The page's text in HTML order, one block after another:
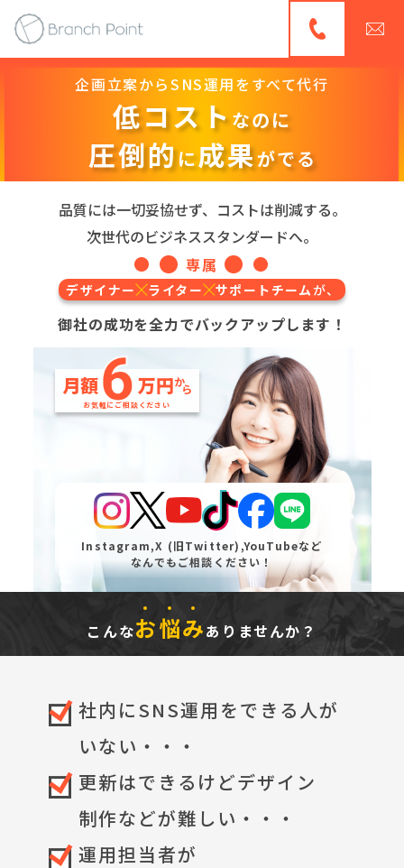
企画立案からSNS運用をすべて代行
低コストなのに
圧倒的に成果がでる
品質には一切妥協せず、コストは削減する。
次世代のビジネススタンダードへ。
専属
デザイナー ライター サポートチームが、
御社の成功を全力でバックアップします！
月額 万円から
お気軽にご相談ください
Instagram,X (旧Twitter),YouTubeなど
なんでもご相談ください！
こんなお悩みありませんか？
社内にSNS運用をできる人が
いない・・・
更新はできるけどデザイン
制作などが難しい・・・
運用担当者が